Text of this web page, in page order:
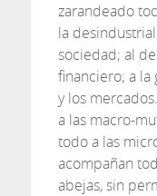
zarandeado
la
sociedad; al
financiero; a la
y los
a las macro-
todo a las
acompañan
abejas, sin